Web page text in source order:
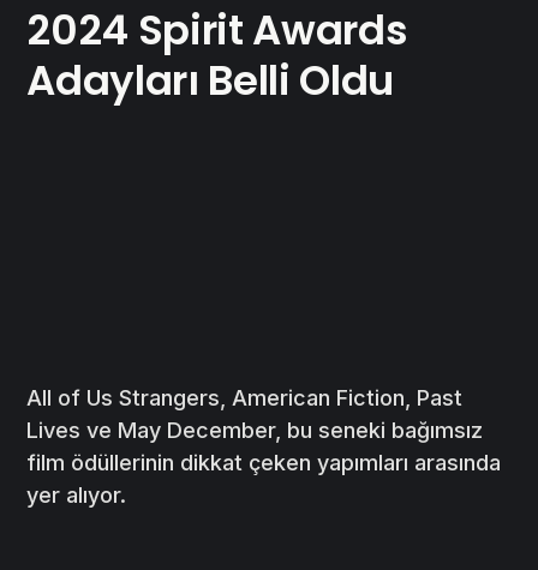
2024 Spirit Awards
Adayları Belli Oldu
All of Us Strangers, American Fiction, Past
Lives ve May December, bu seneki bağımsız
film ödüllerinin dikkat çeken yapımları arasında
yer alıyor.